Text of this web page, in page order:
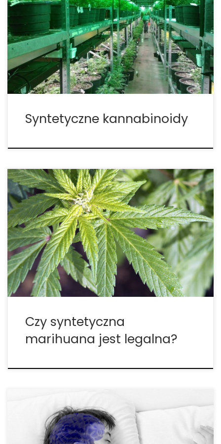
zostały pierwotnie stworzone w laboratorium w
celu wykreowania sposobu na zbadanie
właściwości chemicznych rośliny konopi. Wiele z
tych substancji testowano w badaniach klinicznych,
a niektóre z nich okazały korzystne efekty oraz
właściwości w leczeniu terapeutycznym. […]
Syntetyczne kannabinoidy
W większości syntetyczne produkty
kannabinoidowe nie są legalne w Stanach
Zjednoczonych. W związku z tym ciężko nadążyć
językowi prawniczemu za ciągle zmieniającymi się
formułami syntetycznych narkotyków. Od kiedy po
raz pierwszy pojawiły się w sklepach w połowie 2000
roku, kiedy […]
Czy syntetyczna
marihuana jest legalna?
Nauka dotycząca kannabinoidów z dnia na dzień
dokonuje fascynujących odkryć, jednak jedno jest
pewne: efektywny system kannabinoidowy jest